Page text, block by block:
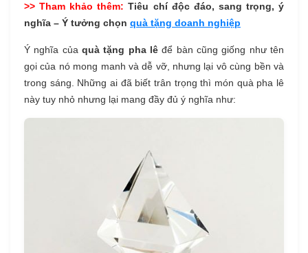
>> Tham khảo thêm:Tiêu chí độc đáo, sang trọng, ý
nghĩa – Ý tưởng chọn quà tặng doanh nghiệp
Ý nghĩa của quà tặng pha lê để bàn cũng giống như tên
gọi của nó mong manh và dễ vỡ, nhưng lại vô cùng bền và
trong sáng. Những ai đã biết trân trọng thì món quà pha lê
này tuy nhỏ nhưng lại mang đầy đủ ý nghĩa như: